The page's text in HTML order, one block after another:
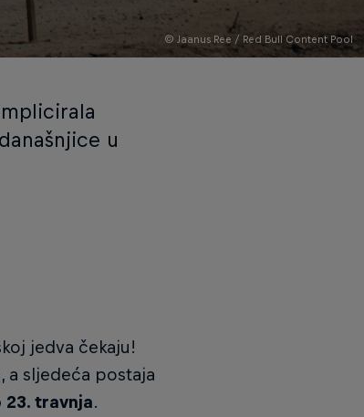
© Jaanus Ree / Red Bull Content Pool
u
jedva čekaju!
a sljedeća postaja
23. travnja.